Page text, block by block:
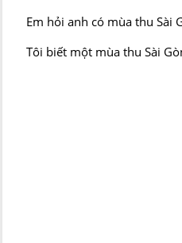
Em hỏi anh có mùa thu Sài
Tôi biết một mùa thu Sài